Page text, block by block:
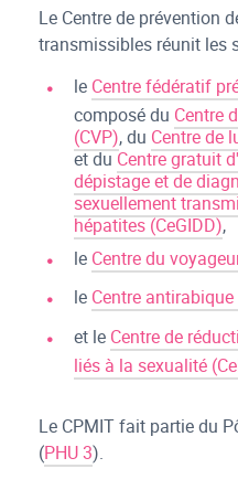
Le Centre de prévention
transmissibles réunit les
le Centre fédératif
composé du Centre
(CVP), du Centre de
et duCentre gratuit
dépistage et de
sexuellement
hépatites (CeGIDD),
le Centre du
le Centre antirabique
et le Centre de
liés à la sexualité
Le CPMIT fait partie du
(PHU 3).